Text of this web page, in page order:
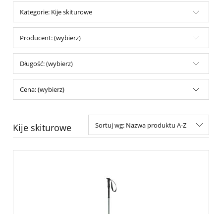
Kategorie: Kije skiturowe
Producent: (wybierz)
Długość: (wybierz)
Cena: (wybierz)
Kije skiturowe Sortuj wg: Nazwa produktu A-Z